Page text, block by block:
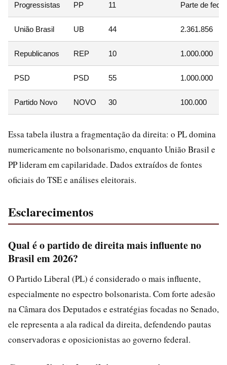
Progressistas PP 11 Parte de
União Brasil UB 44 2.361.856
Republicanos REP 10 1.000.000
PSD PSD 55 1.000.000
Partido Novo NOVO 30 100.000
Essa tabela ilustra a fragmentação da direita: o PL domina
numericamente no bolsonarismo, enquanto União Brasil e
PP lideram em capilaridade. Dados extraídos de fontes
oficiais do TSE e análises eleitorais.
Esclarecimentos
Qual é o partido de direita mais influente no
Brasil em 2026?
O Partido Liberal (PL) é considerado o mais influente,
especialmente no espectro bolsonarista. Com forte adesão
na Câmara dos Deputados e estratégias focadas no Senado,
ele representa a ala radical da direita, defendendo pautas
conservadoras e oposicionistas ao governo federal.